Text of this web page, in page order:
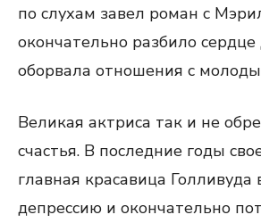
по слухам завел роман с
окончательно разбило
оборвала отношения с
Великая актриса так и не
счастья. В последние годы
главная красавица Голливуда
депрессию и окончательно